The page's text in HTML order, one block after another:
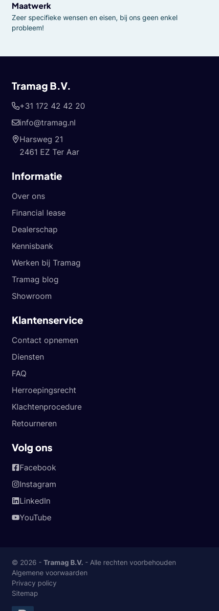
Maatwerk
Zeer specifieke wensen en eisen, bij ons geen enkel
probleem!
Tramag B.V.
+31 172 42 42 20
info@tramag.nl
Harsweg 21
2461 EZ Ter Aar
Informatie
Over ons
Financial lease
Dealerschap
Kennisbank
Werken bij Tramag
Tramag blog
Showroom
Klantenservice
Contact opnemen
Diensten
FAQ
Herroepingsrecht
Klachtenprocedure
Retourneren
Volg ons
Facebook
Instagram
LinkedIn
YouTube
© 2026 - Tramag B.V. - Alle rechten voorbehouden
Algemene voorwaarden
Privacy policy
Sitemap